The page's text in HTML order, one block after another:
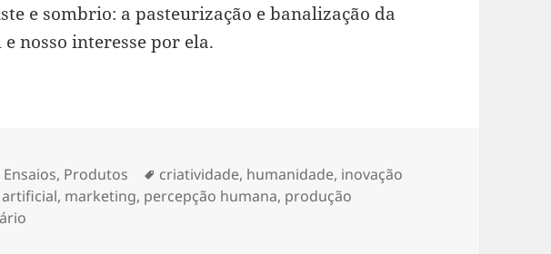
e sombrio: a pasteurização e banalização da
nosso interesse por ela.
Categorias
Ensaios, Produtos Etiquetas
criatividade, humanidade, inovação
, marketing, percepção humana, produção